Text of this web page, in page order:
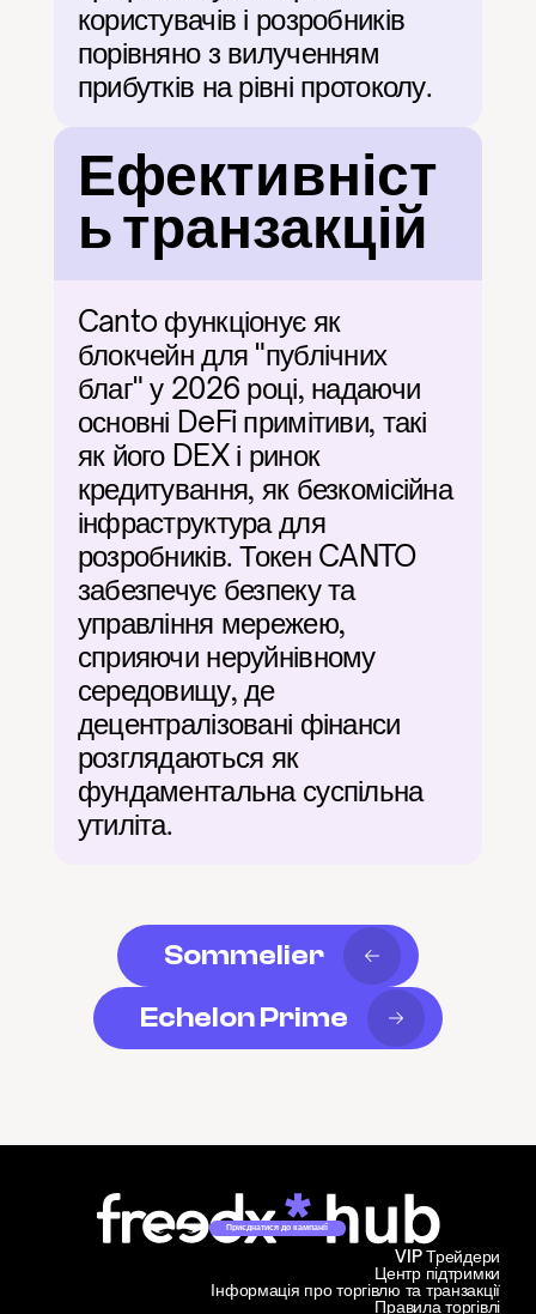
користувачів і розробників
порівняно з вилученням
прибутків на рівні протоколу.
Ефективніст
ь транзакцій
Canto функціонує як
блокчейн для "публічних
благ" у 2026 році, надаючи
основні DeFi примітиви, такі
як його DEX і ринок
кредитування, як безкомісійна
інфраструктура для
розробників. Токен CANTO
забезпечує безпеку та
управління мережею,
сприяючи неруйнівному
середовищу, де
децентралізовані фінанси
розглядаються як
фундаментальна суспільна
утиліта.
Sommelier
Echelon Prime
Приєднатися до кампанії
Центр підтримки
Інформація про торгівлю та транзакції
VIP Трейдери
Правила торгівлі